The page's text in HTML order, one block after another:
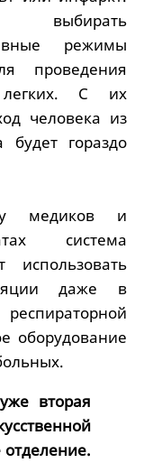
выбирать
режимы
проведения
легких. С их
человека из
будет гораздо
медиков и
система
использовать
даже в
оборудование
вторая